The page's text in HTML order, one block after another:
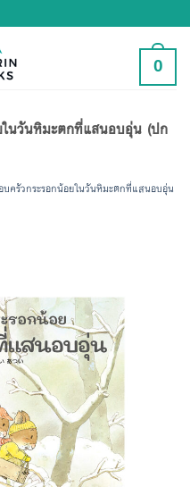
0
ในวันหิมะตกที่แสนอบอุ่น (ปก
บครัวกระรอกน้อยในวันหิมะตกที่แสนอบอุ่น